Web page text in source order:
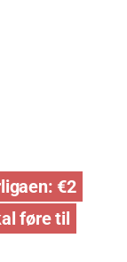
€2
føre til